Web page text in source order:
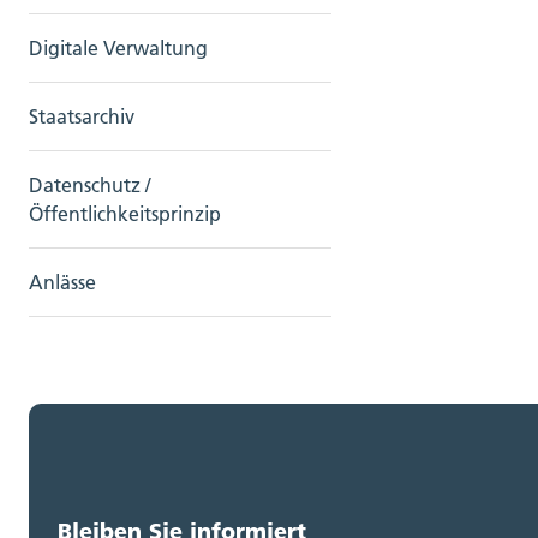
Digitale Verwaltung
Staatsarchiv
Datenschutz /
Öffentlichkeitsprinzip
Anlässe
Bleiben Sie informiert